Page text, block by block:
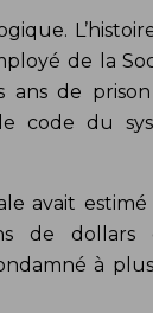
de la
ans de
code du
avait
de dollars
à